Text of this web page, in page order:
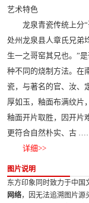
艺术特色
龙泉青瓷传统上分“
处州龙泉县人章氏兄弟
生一之哥窑其兄也。”
种不同的烧制方法。在
瓷，与著名的官、汝、
厚如玉，釉面布满纹片
釉面开片取胜，因开片
更符合自然朴实、古 ……
详细>>
图片说明
东方印象同时致力于中国
网络，因无法追溯图片源